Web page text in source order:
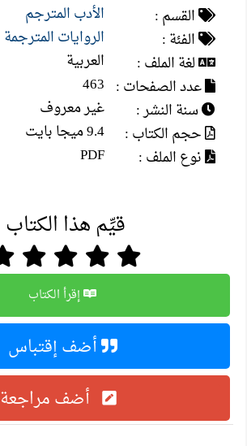
القسم :
الأدب المترجم
الفئة :
الروايات المترجمة
لغة الملف :
العربية
عدد الصفحات : 463
سنة النشر :
غير معروف
حجم الكتاب :
9.4 ميجا بايت
نوع الملف :
PDF
قيِّم هذا الكتاب
إقرأ الكتاب
أضف إقتباس
أضف مراجعة